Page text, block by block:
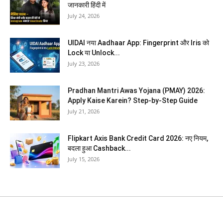
जानकारी हिंदी में
July 24, 2026
UIDAI नया Aadhaar App: Fingerprint और Iris को
Lock या Unlock...
July 23, 2026
Pradhan Mantri Awas Yojana (PMAY) 2026:
Apply Kaise Karein? Step-by-Step Guide
July 21, 2026
Flipkart Axis Bank Credit Card 2026: नए नियम,
बदला हुआ Cashback...
July 15, 2026